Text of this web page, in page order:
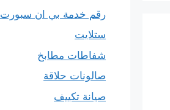
رقم خدمة بي ان سبورت
ستلايت
شفاطات مطابخ
صالونات حلاقة
صيانة تكييف